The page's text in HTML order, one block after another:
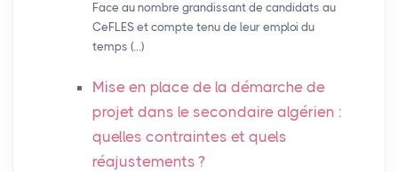
Face au nombre grandissant de candidats au
CeFLES et compte tenu de leur emploi du
temps (…)
Mise en place de la démarche de
projet dans le secondaire algérien :
quelles contraintes et quels
réajustements ?